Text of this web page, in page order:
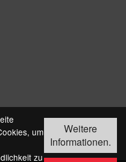
um
zu
Weitere
Informationen.